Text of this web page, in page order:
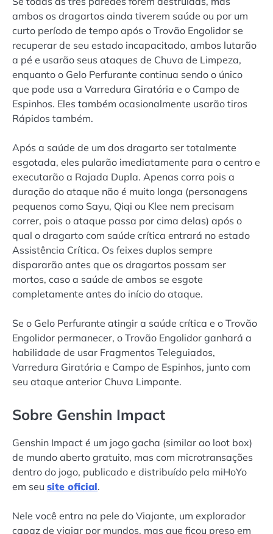
ambos os dragartos ainda tiverem saúde ou por um
curto período de tempo após o Trovão Engolidor se
recuperar de seu estado incapacitado, ambos lutarão
a pé e usarão seus ataques de Chuva de Limpeza,
enquanto o Gelo Perfurante continua sendo o único
que pode usa a Varredura Giratória e o Campo de
Espinhos. Eles também ocasionalmente usarão tiros
Rápidos também.
Após a saúde de um dos dragarto ser totalmente
esgotada, eles pularão imediatamente para o centro e
executarão a Rajada Dupla. Apenas corra pois a
duração do ataque não é muito longa (personagens
pequenos como Sayu, Qiqi ou Klee nem precisam
correr, pois o ataque passa por cima delas) após o
qual o dragarto com saúde crítica entrará no estado
Assistência Crítica. Os feixes duplos sempre
dispararão antes que os dragartos possam ser
mortos, caso a saúde de ambos se esgote
completamente antes do início do ataque.
Se o Gelo Perfurante atingir a saúde crítica e o Trovão
Engolidor permanecer, o Trovão Engolidor ganhará a
habilidade de usar Fragmentos Teleguiados,
Varredura Giratória e Campo de Espinhos, junto com
seu ataque anterior Chuva Limpante.
Sobre Genshin Impact
Genshin Impact é um jogo gacha (similar ao loot box)
de mundo aberto gratuito, mas com microtransações
dentro do jogo, publicado e distribuído pela miHoYo
em seu site oficial.
Nele você entra na pele do Viajante, um explorador
capaz de viajar por mundos, mas que ficou preso em